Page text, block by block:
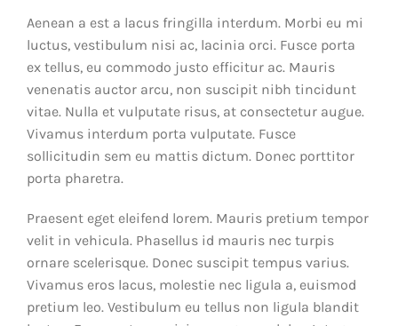
Aenean a est a lacus fringilla interdum. Morbi eu mi
luctus, vestibulum nisi ac, lacinia orci. Fusce porta
ex tellus, eu commodo justo efficitur ac. Mauris
venenatis auctor arcu, non suscipit nibh tincidunt
vitae. Nulla et vulputate risus, at consectetur augue.
Vivamus interdum porta vulputate. Fusce
sollicitudin sem eu mattis dictum. Donec porttitor
porta pharetra.
Praesent eget eleifend lorem. Mauris pretium tempor
velit in vehicula. Phasellus id mauris nec turpis
ornare scelerisque. Donec suscipit tempus varius.
Vivamus eros lacus, molestie nec ligula a, euismod
pretium leo. Vestibulum eu tellus non ligula blandit